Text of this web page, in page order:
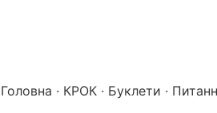
Головна · КРОК · Буклети ·